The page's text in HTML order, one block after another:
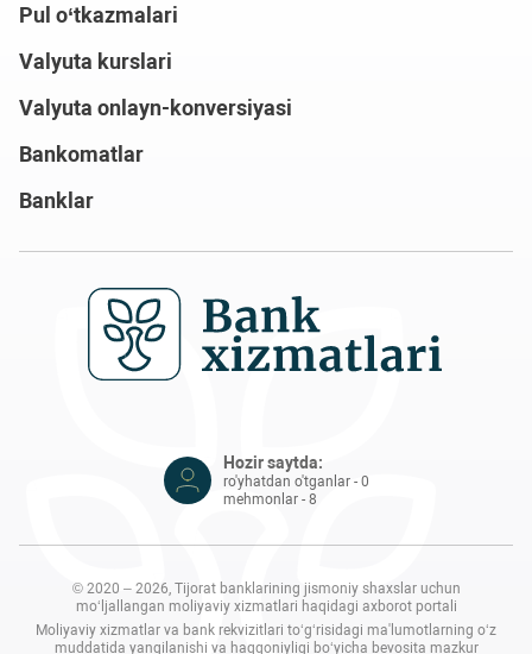
Pul o‘tkazmalari
Valyuta kurslari
Valyuta onlayn-konversiyasi
Bankomatlar
Banklar
Hozir saytda:
ro'yhatdan o'tganlar - 0
mehmonlar - 8